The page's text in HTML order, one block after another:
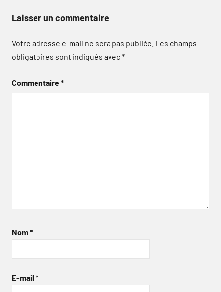
Laisser un commentaire
Votre adresse e-mail ne sera pas publiée. Les champs
obligatoires sont indiqués avec*
Commentaire*
Nom*
E-mail *